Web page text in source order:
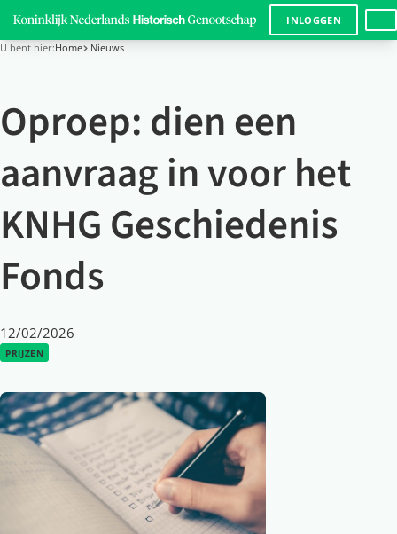
INLOGGEN
U bent hier:Home Nieuws
Oproep: dien een
aanvraag in voor het
KNHG Geschiedenis
Fonds
12/02/2026
PRIJZEN